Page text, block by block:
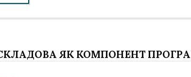
ЯК КОМПОНЕНТ